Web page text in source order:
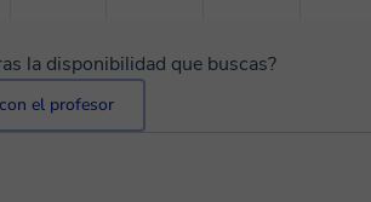
la disponibilidad que buscas?
el profesor